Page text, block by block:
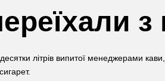
літрів випитої менеджерами кави,